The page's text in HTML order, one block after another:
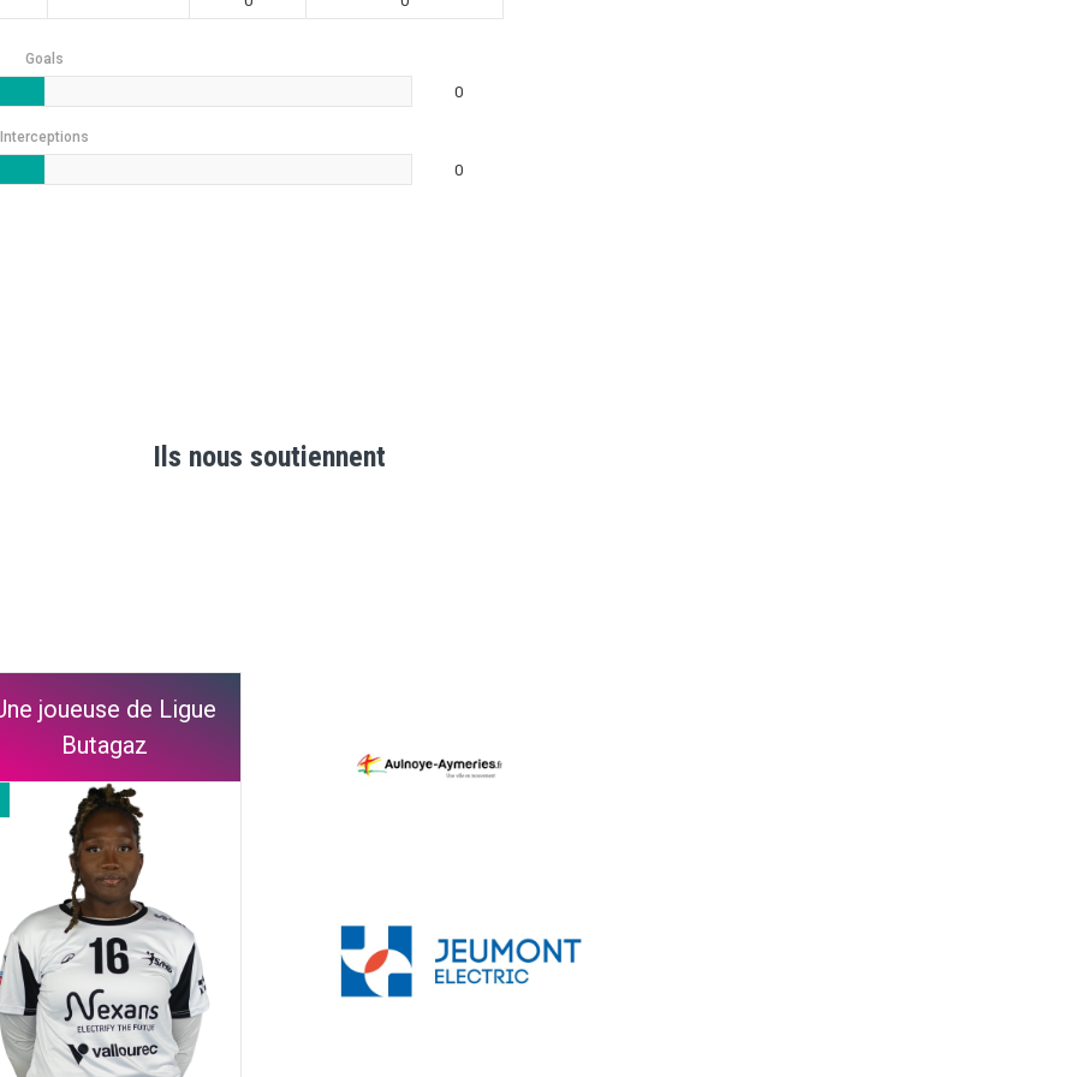
Goals
0
Interceptions
0
Ils nous soutiennent
joueuse de Ligue
Butagaz